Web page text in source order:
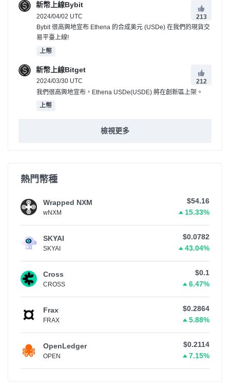
新幣上線Bybit
2024/04/02 UTC
213
Bybit 很高興地宣布 Ethena 的合成美元 (USDe) 在我們的現貨交
易平臺上線!
上幣
新幣上線Bitget
2024/03/30 UTC
212
我們很高興地宣布，Ethena USDe(USDE) 將在創新區上架。
上幣
檢視更多
熱門幣種
Wrapped NXM
wNXM
$54.16
15.33%
SKYAI
SKYAI
$0.0782
43.04%
Cross
CROSS
$0.1
6.47%
Frax
FRAX
$0.2864
5.88%
OpenLedger
OPEN
$0.2114
7.15%